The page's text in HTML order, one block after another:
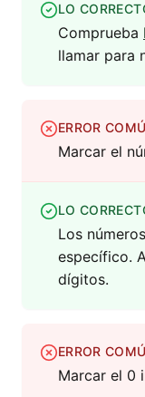
LO
Comprueba
llamar para
ERROR
Marcar el
LO
Los
específico.
dígitos.
ERROR
Marcar el 0